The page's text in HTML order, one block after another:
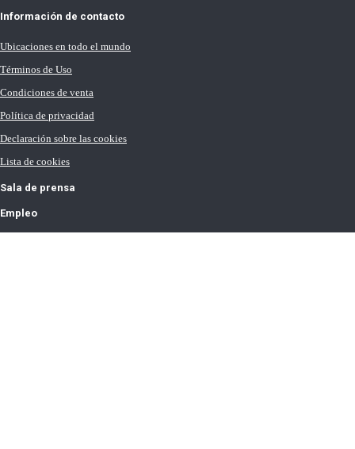
Información de contacto
Ubicaciones en todo el mundo
Términos de Uso
Condiciones de venta
Política de privacidad
Declaración sobre las cookies
Lista de cookies
Sala de prensa
Empleo